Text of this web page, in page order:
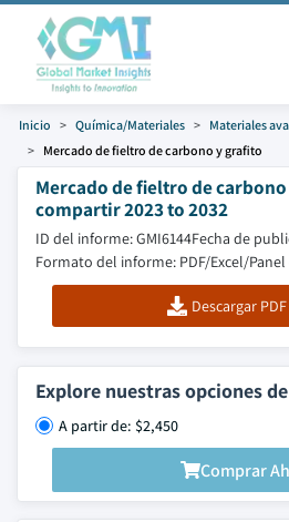
Inicio Química/Materiales Materiales
Mercado de fieltro de carbono y grafito
Mercado de fieltro de
compartir 2023 to 2032
ID del informe: GMI6144Fecha de
Formato del informe: PDF/Excel/
Descargar
Explore nuestras opciones
A partir de: $2,450
Comprar